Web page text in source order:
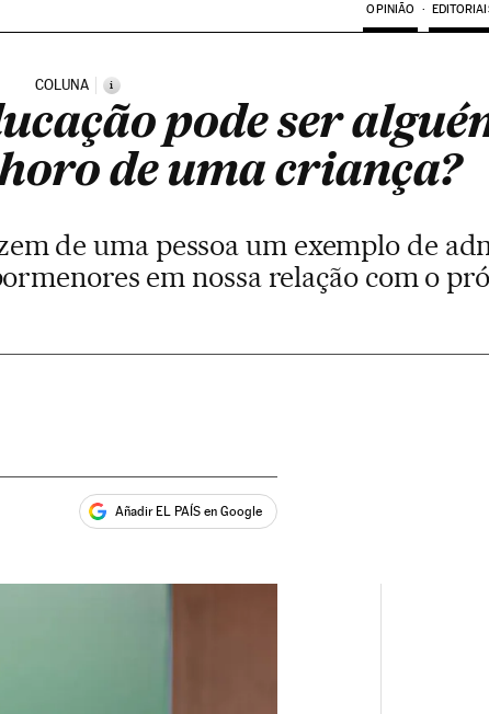
OPINIÃO
COLUNA i
pode ser
de uma criança?
de uma pessoa um exemplo de
em nossa relação com o
Añadir EL PAÍS en Google